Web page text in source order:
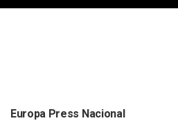
Europa Press Nacional